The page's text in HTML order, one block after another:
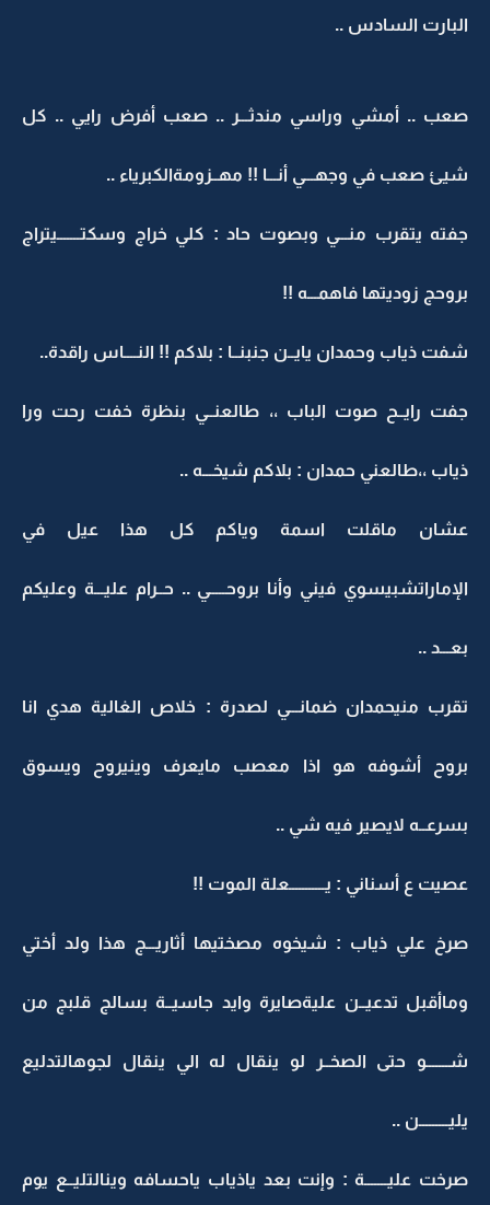
البارت السادس ..
صعب .. أمشي وراسي مندثـــر .. صعب أفرض رايي .. كل
شيئ صعب في وجهـــي أنـــا !! مهــزومةالكبرياء ..
جفته يتقرب منـــي وبصوت حاد : كلي خراج وسكتـــــــيتراج
بروحج زوديتها فاهمـــه !!
شفت ذياب وحمدان يايــن جنبنــا : بلاكم !! النــــاس راقدة..
جفت رايــح صوت الباب ،، طالعنــي بنظرة خفت رحت ورا
ذياب ،،طالعني حمدان : بلاكم شيخـــه ..
عشان ماقلت اسمة وياكم كل هذا عيل في
الإماراتشبيسوي فيني وأنا بروحـــــي .. حــرام عليـــة وعليكم
بعـــد ..
تقرب منيحمدان ضمانـــي لصدرة : خلاص الغالية هدي انا
بروح أشوفه هو اذا معصب مايعرف وينيروح ويسوق
بسرعــه لايصير فيه شي ..
عصيت ع أسناني : يـــــــــــعلة الموت !!
صرخ علي ذياب : شيخوه مصختيها أثاريـــج هذا ولد أختي
وماأقبل تدعيــن عليةصايرة وايد جاسيــة بسالج قلبج من
شـــــــو حتى الصخــر لو ينقال له الي ينقال لجوهالتدليع
يليـــــــــن ..
صرخت عليـــــــة : وإنت بعد ياذياب ياحسافه وينالتليــع يوم